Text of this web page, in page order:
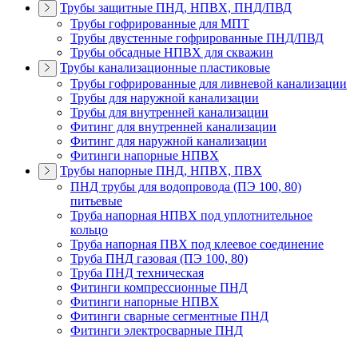
Трубы защитные ПНД, НПВХ, ПНД/ПВД
Трубы гофрированные для МПТ
Трубы двустенные гофрированные ПНД/ПВД
Трубы обсадные НПВХ для скважин
Трубы канализационные пластиковые
Трубы гофрированные для ливневой канализации
Трубы для наружной канализации
Трубы для внутренней канализации
Фитинг для внутренней канализации
Фитинг для наружной канализации
Фитинги напорные НПВХ
Трубы напорные ПНД, НПВХ, ПВХ
ПНД трубы для водопровода (ПЭ 100, 80)
питьевые
Труба напорная НПВХ под уплотнительное
кольцо
Труба напорная ПВХ под клеевое соединение
Труба ПНД газовая (ПЭ 100, 80)
Труба ПНД техническая
Фитинги компрессионные ПНД
Фитинги напорные НПВХ
Фитинги сварные сегментные ПНД
Фитинги электросварные ПНД